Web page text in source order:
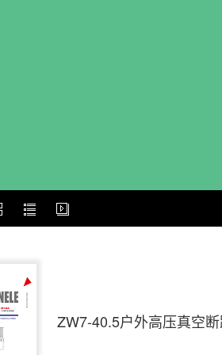
ZW7-40.5户外高压真空